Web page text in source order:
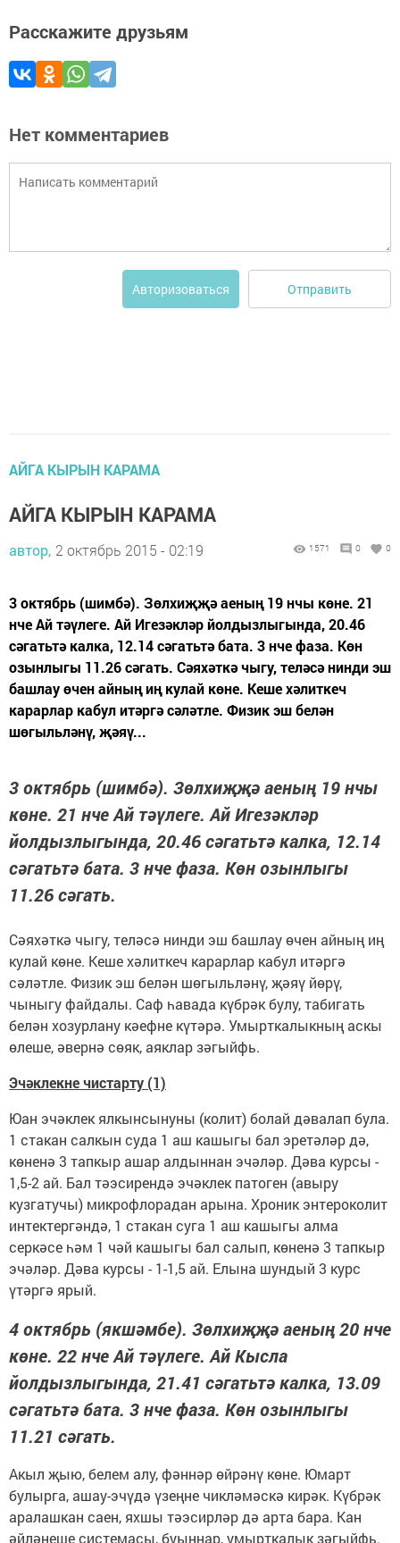
Расскажите друзьям
Нет комментариев
Авторизоваться Отправить
АЙГА КЫРЫН КАРАМА
АЙГА КЫРЫН КАРАМА
автор, 2 октябрь 2015 - 02:19 1571 0 0
3 октябрь (шимбә). Зөлхиҗҗә аеның 19 нчы көне. 21
нче Ай тәүлеге. Ай Игезәкләр йолдызлыгында, 20.46
сәгатьтә калка, 12.14 сәгатьтә бата. 3 нче фаза. Көн
озынлыгы 11.26 сәгать. Сәяхәткә чыгу, теләсә нинди эш
башлау өчен айның иң кулай көне. Кеше хәлиткеч
карарлар кабул итәргә сәләтле. Физик эш белән
шөгыльләнү, җәяү...
3 октябрь (шимбә). Зөлхиҗҗә аеның 19 нчы
көне. 21 нче Ай тәүлеге. Ай Игезәкләр
йолдызлыгында, 20.46 сәгатьтә калка, 12.14
сәгатьтә бата. 3 нче фаза. Көн озынлыгы
11.26 сәгать.
Сәяхәткә чыгу, теләсә нинди эш башлау өчен айның иң
кулай көне. Кеше хәлиткеч карарлар кабул итәргә
сәләтле. Физик эш белән шөгыльләнү, җәяү йөрү,
чыныгу файдалы. Саф һавада күбрәк булу, табигать
белән хозурлану кәефне күтәрә. Умырткалыкның аскы
өлеше, әвернә сөяк, аяклар зәгыйфь.
Эчәклекне чистарту (1)
Юан эчәклек ялкынсынуны (колит) болай дәвалап була.
1 стакан салкын суда 1 аш кашыгы бал эретәләр дә,
көненә 3 тапкыр ашар алдыннан эчәләр. Дәва курсы -
1,5-2 ай. Бал тәэсирендә эчәклек патоген (авыру
кузгатучы) микрофлорадан арына. Хроник энтероколит
интектергәндә, 1 стакан суга 1 аш кашыгы алма
серкәсе һәм 1 чәй кашыгы бал салып, көненә 3 тапкыр
эчәләр. Дәва курсы - 1-1,5 ай. Елына шундый 3 курс
үтәргә ярый.
4 октябрь (якшәмбе). Зөлхиҗҗә аеның 20 нче
көне. 22 нче Ай тәүлеге. Ай Кысла
йолдызлыгында, 21.41 сәгатьтә калка, 13.09
сәгатьтә бата. 3 нче фаза. Көн озынлыгы
11.21 сәгать.
Акыл җыю, белем алу, фәннәр өйрәнү көне. Юмарт
булырга, ашау-эчүдә үзеңне чикләмәскә кирәк. Күбрәк
аралашкан саен, яхшы тәэсирләр дә арта бара. Кан
әйләнеше системасы, буыннар, умырткалык зәгыйфь.